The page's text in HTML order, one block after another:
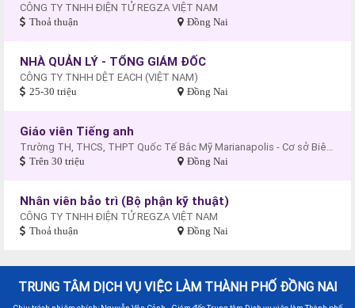
CÔNG TY TNHH ĐIỆN TỬ REGZA VIỆT NAM
Thoả thuận Đồng Nai
NHÀ QUẢN LÝ - TỔNG GIÁM ĐỐC
CÔNG TY TNHH DỆT EACH (VIỆT NAM)
25-30 triệu Đồng Nai
Giáo viên Tiếng anh
Trường TH, THCS, THPT Quốc Tế Bắc Mỹ Marianapolis - Cơ sở Biên Hòa
Trên 30 triệu Đồng Nai
Nhân viên bảo trì (Bộ phận kỹ thuật)
CÔNG TY TNHH ĐIỆN TỬ REGZA VIỆT NAM
Thoả thuận Đồng Nai
TRUNG TÂM DỊCH VỤ VIỆC LÀM THÀNH PHỐ ĐỒNG NAI